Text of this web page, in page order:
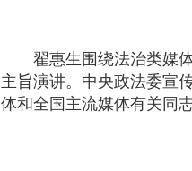
翟惠生围绕法治类媒体
主旨演讲。中央政法委宣
体和全国主流媒体有关同